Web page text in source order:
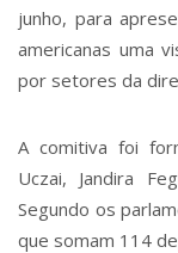
junho, para
americanas uma
por setores da
A comitiva foi
Uczai, Jandira
Segundo os
que somam 114